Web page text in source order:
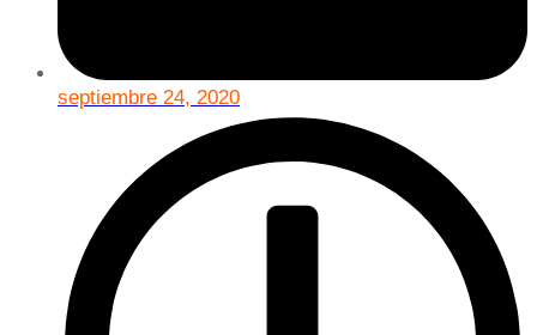
septiembre 24, 2020